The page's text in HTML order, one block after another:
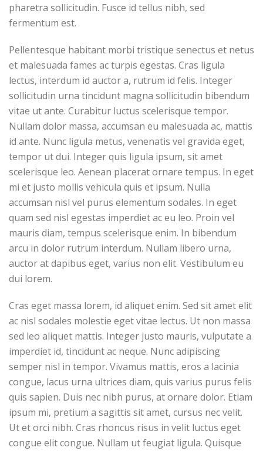
pharetra sollicitudin. Fusce id tellus nibh, sed
fermentum est.
Pellentesque habitant morbi tristique senectus et netus
et malesuada fames ac turpis egestas. Cras ligula
lectus, interdum id auctor a, rutrum id felis. Integer
sollicitudin urna tincidunt magna sollicitudin bibendum
vitae ut ante. Curabitur luctus scelerisque tempor.
Nullam dolor massa, accumsan eu malesuada ac, mattis
id ante. Nunc ligula metus, venenatis vel gravida eget,
tempor ut dui. Integer quis ligula ipsum, sit amet
scelerisque leo. Aenean placerat ornare tempus. In eget
mi et justo mollis vehicula quis et ipsum. Nulla
accumsan nisl vel purus elementum sodales. In eget
quam sed nisl egestas imperdiet ac eu leo. Proin vel
mauris diam, tempus scelerisque enim. In bibendum
arcu in dolor rutrum interdum. Nullam libero urna,
auctor at dapibus eget, varius non elit. Vestibulum eu
dui lorem.
Cras eget massa lorem, id aliquet enim. Sed sit amet elit
ac nisl sodales molestie eget vitae lectus. Ut non massa
sed leo aliquet mattis. Integer justo mauris, vulputate a
imperdiet id, tincidunt ac neque. Nunc adipiscing
semper nisl in tempor. Vivamus mattis, eros a lacinia
congue, lacus urna ultrices diam, quis varius purus felis
quis sapien. Duis nec nibh purus, at ornare dolor. Etiam
ipsum mi, pretium a sagittis sit amet, cursus nec velit.
Ut et orci nibh. Cras rhoncus risus in velit luctus eget
congue elit congue. Nullam ut feugiat ligula. Quisque